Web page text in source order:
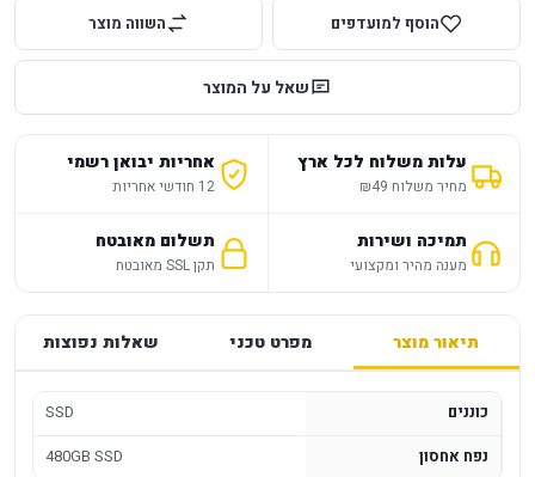
הוסף למועדפים השווה מוצר
שאל על המוצר
עלות משלוח לכל ארץ
מחיר משלוח ₪49
אחריות יבואן רשמי
12 חודשי אחריות
תמיכה ושירות
מענה מהיר ומקצועי
תשלום מאובטח
תקן SSL מאובטח
תיאור מוצר מפרט טכני שאלות נפוצות
כוננים
SSD
נפח אחסון
480GB SSD